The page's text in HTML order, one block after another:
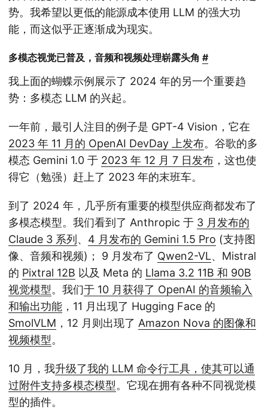
势。我希望以更低的能源成本使用 LLM 的强大功
能，而这似乎正逐渐成为现实。
多模态视觉已普及，音频和视频处理崭露头角 #
我上面的蝴蝶示例展示了 2024 年的另一个重要趋
势：多模态 LLM 的兴起。
一年前，最引人注目的例子是 GPT-4 Vision，它在
2023 年 11 月的 OpenAI DevDay 上发布。谷歌的多
模态 Gemini 1.0 于 2023 年 12 月 7 日发布 ，这也使
得它（勉强）赶上了 2023 年的末班车。
到了 2024 年，几乎所有重要的模型供应商都发布了
多模态模型。我们看到了 Anthropic 于 3 月发布的
Claude 3 系列、 4 月发布的 Gemini 1.5 Pro (支持图
像、音频和视频)； 9 月发布了 Qwen2-VL、Mistral
的 Pixtral 12B 以及 Meta 的 Llama 3.2 11B 和 90B
视觉模型。我们于 10 月获得了 OpenAI 的音频输入
和输出功能 ，11 月出现了 Hugging Face 的
SmolVLM ，12 月则出现了 Amazon Nova 的图像和
视频模型。
10 月，我升级了我的 LLM 命令行工具，使其可以通
过附件支持多模态模型。它现在拥有各种不同视觉模
型的插件。